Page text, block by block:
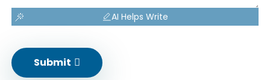
AI Helps Write
Submit